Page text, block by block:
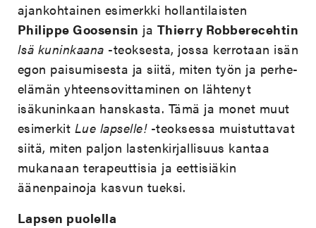
ajankohtainen esimerkki hollantilaisten
Philippe Goosensin ja Thierry Robberecehtin
Isä kuninkaana -teoksesta, jossa kerrotaan isän
egon paisumisesta ja siitä, miten työn ja perhe-
elämän yhteensovittaminen on lähtenyt
isäkuninkaan hanskasta. Tämä ja monet muut
esimerkit Lue lapselle!-teoksessa muistuttavat
siitä, miten paljon lastenkirjallisuus kantaa
mukanaan terapeuttisia ja eettisiäkin
äänenpainoja kasvun tueksi.
Lapsen puolella